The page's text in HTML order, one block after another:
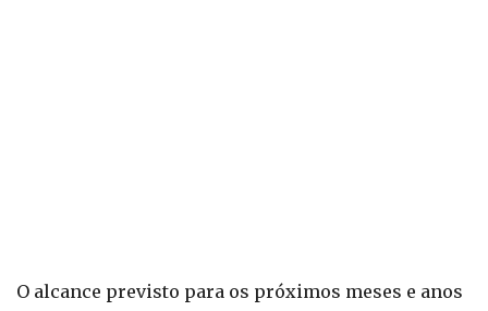
O alcance previsto para os próximos meses e anos